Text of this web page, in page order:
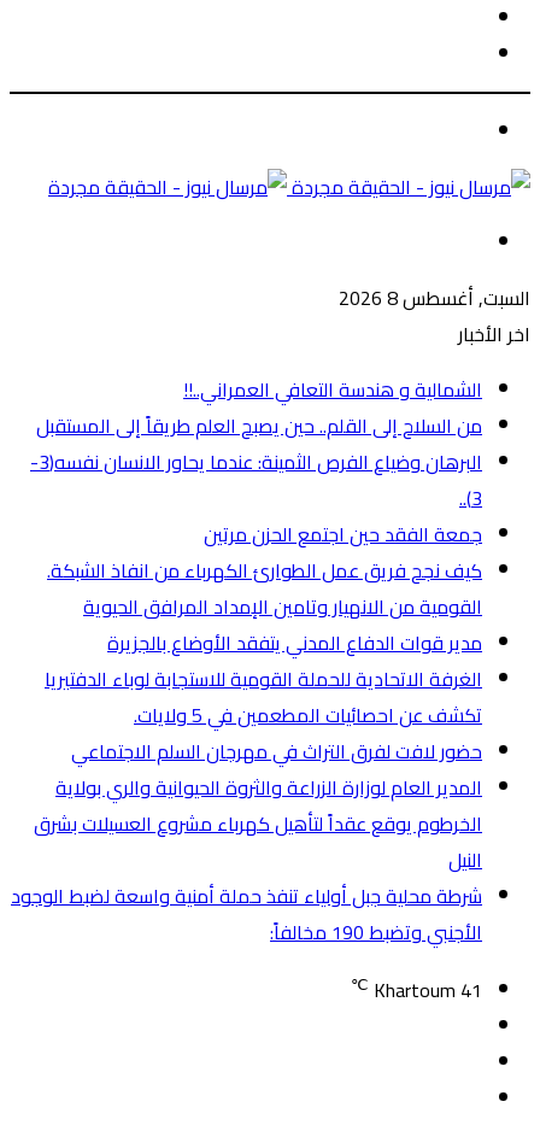
عن
السبت, أغسطس 8 2026
اخر الأخبار
الشمالية و هندسة التعافي العمراني..!!
من السلاح إلى القلم.. حين يصبح العلم طريقاً إلى المستقبل
البرهان وضياع الفرص الثمينة: عندما يحاور الانسان نفسه(3-
3)..
جمعة الفقد حين اجتمع الحزن مرتين
كيف نجح فريق عمل الطوارئ الكهرباء من انفاذ الشبكة.
القومية من الانهيار وتامين الإمداد المرافق الحيوية
مدير قوات الدفاع المدني يتفقد الأوضاع بالجزيرة
الغرفة الاتحادية للحملة القومية للاستجابة لوباء الدفتيريا
تكشف عن احصائيات المطعمين في 5 ولايات.
حضور لافت لفرق التراث في مهرجان السلم الاجتماعي
المدير العام لوزارة الزراعة والثروة الحيوانية والري بولاية
الخرطوم يوقع عقداً لتأهيل كهرباء مشروع العسيلات بشرق
النيل
شرطة محلية جبل أولياء تنفذ حملة أمنية واسعة لضبط الوجود
الأجنبي وتضبط 190 مخالفاً:
Khartoum 41
℃